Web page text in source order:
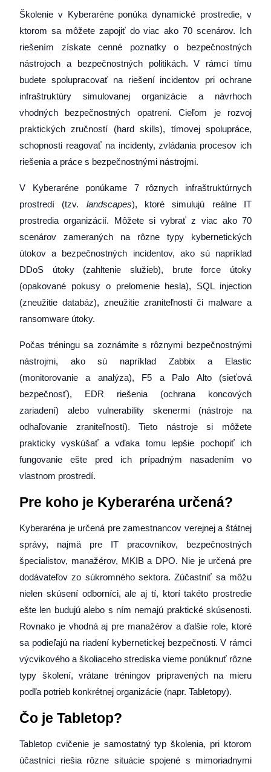
Školenie v Kyberaréne ponúka dynamické prostredie, v
ktorom sa môžete zapojiť do viac ako 70 scenárov. Ich
riešením získate cenné poznatky o bezpečnostných
nástrojoch a bezpečnostných politikách. V rámci tímu
budete spolupracovať na riešení incidentov pri ochrane
infraštruktúry simulovanej organizácie a návrhoch
vhodných bezpečnostných opatrení. Cieľom je rozvoj
praktických zručností (hard skills), tímovej spolupráce,
schopnosti reagovať na incidenty, zvládania procesov ich
riešenia a práce s bezpečnostnými nástrojmi.
V Kyberaréne ponúkame 7 rôznych infraštruktúrnych
prostredí (tzv. landscapes), ktoré simulujú reálne IT
prostredia organizácií. Môžete si vybrať z viac ako 70
scenárov zameraných na rôzne typy kybernetických
útokov a bezpečnostných incidentov, ako sú napríklad
DDoS útoky (zahltenie služieb), brute force útoky
(opakované pokusy o prelomenie hesla), SQL injection
(zneužitie databáz), zneužitie zraniteľností či malware a
ransomware útoky.
Počas tréningu sa zoznámite s rôznymi bezpečnostnými
nástrojmi, ako sú napríklad Zabbix a Elastic
(monitorovanie a analýza), F5 a Palo Alto (sieťová
bezpečnosť), EDR riešenia (ochrana koncových
zariadení) alebo vulnerability skenermi (nástroje na
odhaľovanie zraniteľností). Tieto nástroje si môžete
prakticky vyskúšať a vďaka tomu lepšie pochopiť ich
fungovanie ešte pred ich prípadným nasadením vo
vlastnom prostredí.
Pre koho je Kyberaréna určená?
Kyberaréna je určená pre zamestnancov verejnej a štátnej
správy, najmä pre IT pracovníkov, bezpečnostných
špecialistov, manažérov, MKIB a DPO. Nie je určená pre
dodávateľov zo súkromného sektora. Zúčastniť sa môžu
nielen skúsení odborníci, ale aj tí, ktorí takéto prostredie
ešte len budujú alebo s ním nemajú praktické skúsenosti.
Rovnako je vhodná aj pre manažérov a ďalšie role, ktoré
sa podieľajú na riadení kybernetickej bezpečnosti. V rámci
výcvikového a školiaceho strediska vieme ponúknuť rôzne
typy školení, vrátane tréningov pripravených na mieru
podľa potrieb konkrétnej organizácie (napr. Tabletopy).
Čo je Tabletop?
Tabletop cvičenie je samostatný typ školenia, pri ktorom
účastníci riešia rôzne situácie spojené s mimoriadnymi